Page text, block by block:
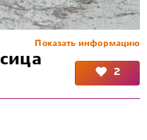
Показать информацию
2